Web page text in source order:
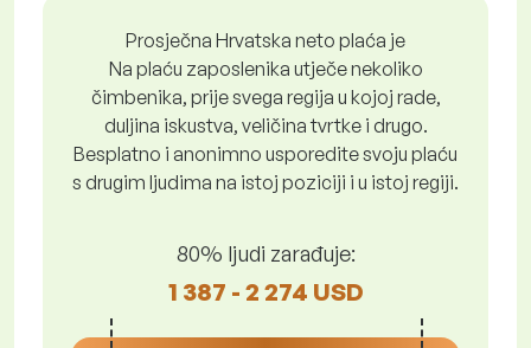
Prosječna Hrvatska neto plaća je
Na plaću zaposlenika utječe nekoliko
čimbenika, prije svega regija u kojoj rade,
duljina iskustva, veličina tvrtke i drugo.
Besplatno i anonimno usporedite svoju plaću
s drugim ljudima na istoj poziciji i u istoj regiji.
80% ljudi zarađuje:
1 387 - 2 274 USD